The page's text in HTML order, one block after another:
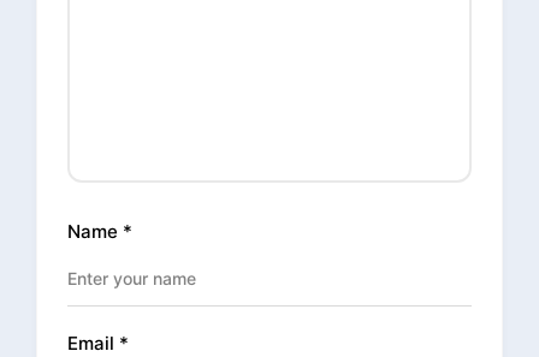
Name *
Email *